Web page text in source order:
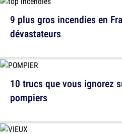
10 trucs que vous ignorez
pompiers
9 plus gros incendies en
dévastateurs